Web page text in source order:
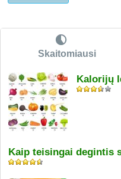
Skaitomiausi
Kalorijų
Kaip teisingai degintis